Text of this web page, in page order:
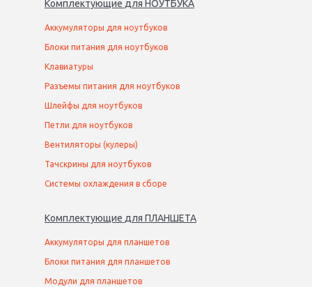
Комплектующие для НОУТБУКА
Аккумуляторы для ноутбуков
Блоки питания для ноутбуков
Клавиатуры
Разъемы питания для ноутбуков
Шлейфы для ноутбуков
Петли для ноутбуков
Вентиляторы (кулеры)
Тачскрины для ноутбуков
Системы охлаждения в сборе
Комплектующие для ПЛАНШЕТА
Аккумуляторы для планшетов
Блоки питания для планшетов
Модули для планшетов